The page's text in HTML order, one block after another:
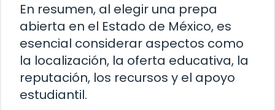
En resumen, al elegir una prepa
abierta en el Estado de México, es
esencial considerar aspectos como
la localización, la oferta educativa, la
reputación, los recursos y el apoyo
estudiantil.